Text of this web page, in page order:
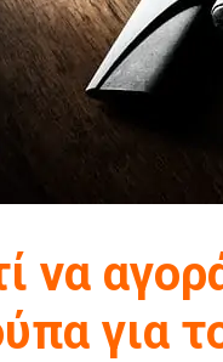
να
για